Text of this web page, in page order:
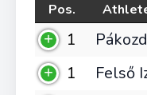
Pos.
1
1 Felső